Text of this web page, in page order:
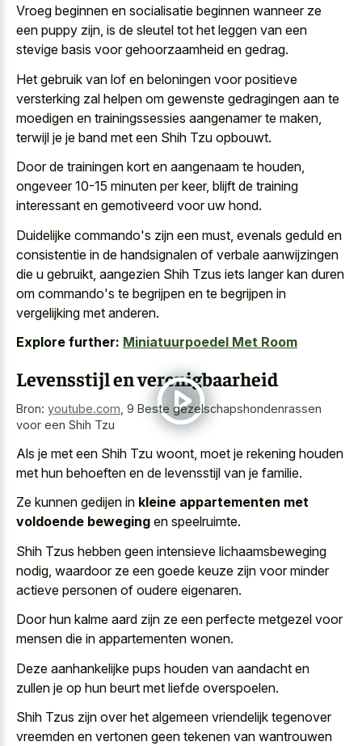
Vroeg beginnen en socialisatie beginnen wanneer ze
een puppy zijn, is de sleutel tot het leggen van een
stevige basis voor gehoorzaamheid en gedrag.
Het gebruik van lof en beloningen voor positieve
versterking zal helpen om gewenste gedragingen aan te
moedigen en trainingssessies aangenamer te maken,
terwijl je je band met een Shih Tzu opbouwt.
Door de trainingen kort en aangenaam te houden,
ongeveer 10-15 minuten per keer, blijft de training
interessant en gemotiveerd voor uw hond.
Duidelijke commando's zijn een must, evenals geduld en
consistentie in de handsignalen of verbale aanwijzingen
die u gebruikt , aangezien Shih Tzus iets langer kan duren
om commando's te begrijpen en te begrijpen in
vergelijking met anderen.
Explore further: Miniatuurpoedel Met Room
Levensstijl en verenigbaarheid
Bron: youtube.com 9 Beste gezelschapshondenrassen
voor een Shih Tzu
Als je met een Shih Tzu woont, moet je rekening houden
met hun behoeften en de levensstijl van je familie.
Ze kunnen gedijen in kleine appartementen met
voldoende beweging en speelruimte.
Shih Tzus hebben geen intensieve lichaamsbeweging
nodig, waardoor ze een goede keuze zijn voorminder
actieve personen of oudere eigenaren.
Door hun kalme aard zijn ze een perfecte metgezel voor
mensen die in appartementen wonen.
Deze aanhankelijke pups houden van aandacht en
zullen je op hun beurt met liefde overspoelen.
Shih Tzus zijn over het algemeen vriendelijk tegenover
vreemden en vertonen geen tekenen van wantrouwen